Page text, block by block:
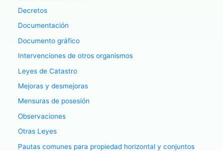
Decretos
Documentación
Documento gráfico
Intervenciones de otros organismos
Leyes de Catastro
Mejoras y desmejoras
Mensuras de posesión
Observaciones
Otras Leyes
Pautas comunes para propiedad horizontal y conjuntos